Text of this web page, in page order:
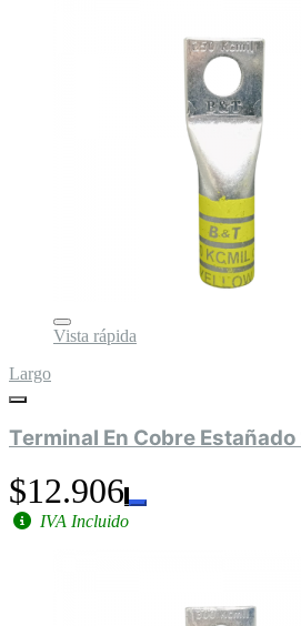
Vista rápida
Largo
Terminal En Cobre
$12.906
IVA Incluido